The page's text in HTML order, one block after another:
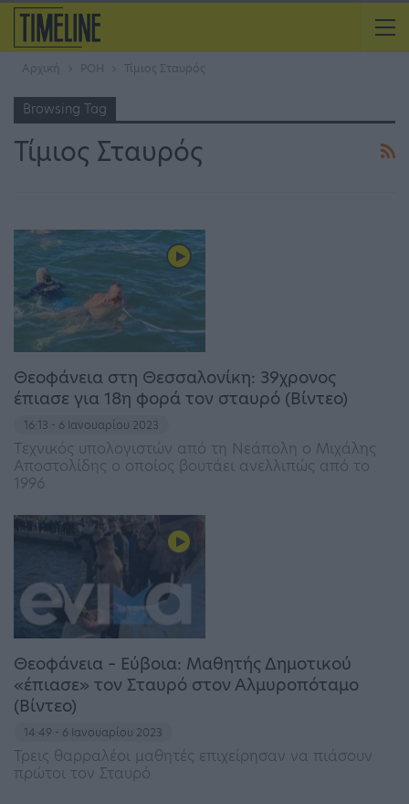
Αρχική ΡΟΗ Τίμιος Σταυρός
Browsing Tag
Τίμιος Σταυρός
Θεοφάνεια στη Θεσσαλονίκη: 39χρονος
έπιασε για 18η φορά τον σταυρό (Βίντεο)
16:13 - 6 Ιανουαρίου 2023
Τεχνικός υπολογιστών από τη Νεάπολη ο Μιχάλης
Αποστολίδης ο οποίος βουτάει ανελλιπώς από το
1996
Θεοφάνεια – Εύβοια: Μαθητής Δημοτικού
«έπιασε» τον Σταυρό στον Αλμυροπόταμο
(Βίντεο)
14:49 - 6 Ιανουαρίου 2023
Τρεις θαρραλέοι μαθητές επιχείρησαν να πιάσουν
πρώτοι τον Σταυρό